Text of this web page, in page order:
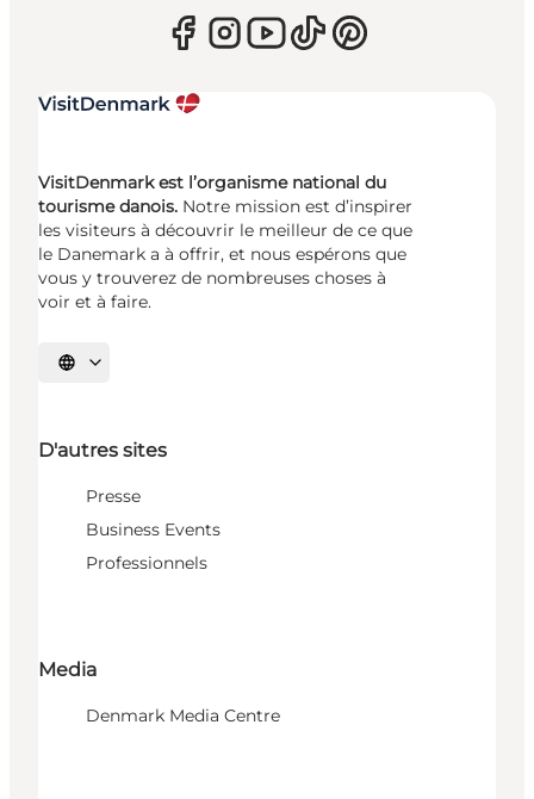
VisitDenmark est l’organisme national du
tourisme danois. Notre mission est d’inspirer
les visiteurs à découvrir le meilleur de ce que
le Danemark a à offrir, et nous espérons que
vous y trouverez de nombreuses choses à
voir et à faire.
Choisissez la langue
D'autres sites
Presse
Business Events
Professionnels
Media
Denmark Media Centre